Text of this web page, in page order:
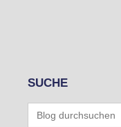
SUCHE
Search
for: